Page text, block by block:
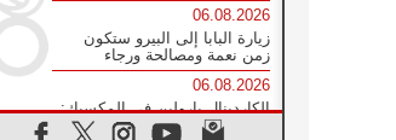
06.08.2026
زيارة البابا إلى البيرو ستكون
زمن نعمة ومصالحة ورجاء
06.08.2026
الكاردينال بارولين في المكسيك:
علينا أن نكون حاضرين إلى جانب